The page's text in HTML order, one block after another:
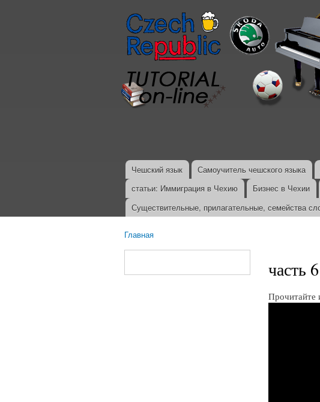
Главное меню
Чешский язык Самоучитель чешского языка
статьи: Иммиграция в Чехию
Бизнес в Чехии
Существительные, прилагательные, семейства
Главная
часть 6
Прочитайте